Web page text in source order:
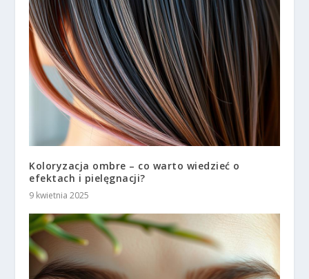
Koloryzacja ombre – co warto wiedzieć o
efektach i pielęgnacji?
9 kwietnia 2025